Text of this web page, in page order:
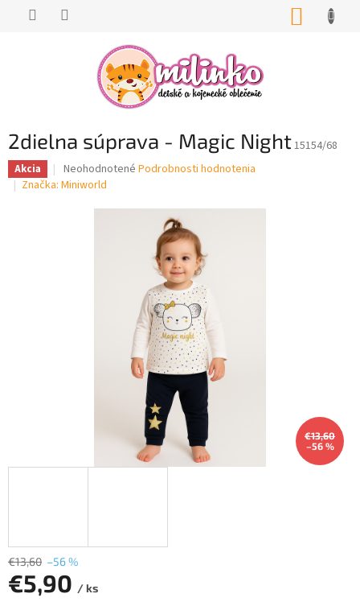
2dielna súprava - Magic Night15154/68
Akcia
Priemerné
hodnotenie
Neohodnotené Podrobnosti hodnotenia
Značka: Miniworld
€13,60
–56 %
€13,60 –56 %
€5,90 / ks